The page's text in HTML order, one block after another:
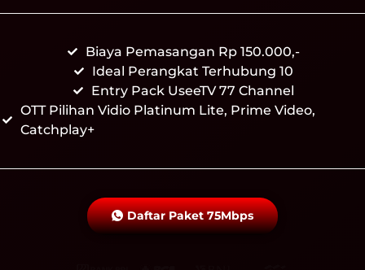
Biaya Pemasangan Rp 150.000,-
Ideal Perangkat Terhubung 10
Entry Pack UseeTV 77 Channel
OTT Pilihan Vidio Platinum Lite, Prime Video,
Catchplay+
Daftar Paket 75Mbps